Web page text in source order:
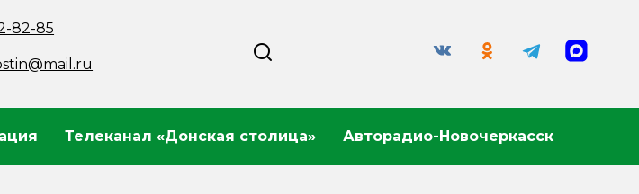
82-85
Телеканал «Донская столица» Авторадио-Новочеркасск